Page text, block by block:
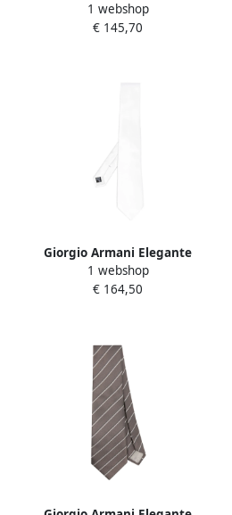
Zijden Stropdas voor Heren
Black Heren
1 webshop
€ 145,70
Giorgio Armani Elegante
Zijden Stropdas voor
Mannen White Heren
1 webshop
€ 164,50